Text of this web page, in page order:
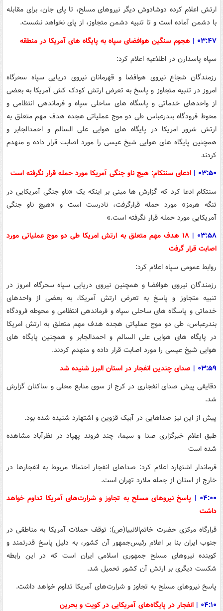
ارتش اعلام کرده دوشادوش دیگر نیروهای مسلح، تا پای جان، برای مقابله
با دشمن آماده است و تا تنبیه دشمن متجاوز، از پای نخواهد نشست.
۰۳:۴۷ | هجوم سنگین هوافضای سپاه به پایگاه های آمریکا در منطقه
سپاه پاسدارن در اطلاعیه اعلام کرد:
رزمندگان شجاع نیروی هوافضا و قهرمانان نیروی دریایی سپاه سحرگاه
امروز در تنبیه متجاوز و پاسخ به تعرض ارتش کودک کش آمریکا به بعضی
از واحدهای خدماتی و پاسگاه های ساحلی سپاه و فرماندهی انتظامی و
محوط فرودگاه بندرعباس طی دو موج عملیاتی هجده هدف مهم متعلق به
ارتش شرور امریکا در پایگاه های هوایی علی السالم و احمدالجابر و
همچنین پایگاه های هوایی شیخ عیسی را مورد اصابت قرار داده و منهدم
کردند
۰۳:۵۰ | ادعای سنتکام: هیچ ناو جنگی آمریکا مورد حمله قرار نگرفته است
سنتکام ادعا کرد که گزارش ها مبنی بر اینکه یک «ناو جنگی آمریکایی در
تنگه هرمز» مورد حمله قرارگرفت، نادرست است و «هیچ ناو جنگی
آمریکایی مورد حمله قرار نگرفته است.»
۰۳:۵۸ |
۱۸ هدف مهم متعلق به ارتش امریکا طی دو موج عملیاتی مورد
اصابت قرار گرفت
روابط عمومی سپاه اعلام کرد:
رزمندگان نیروی هوافضا و همچنین نیروی دریایی سپاه سحرگاه امروز در
تنبیه متجاوز و پاسخ به تعرض ارتش آمریکا، به بعضی از واحدهای
خدماتی و پاسگاه های ساحلی سپاه و فرماندهی انتظامی و محوطه فرودگاه
بندرعباس، طی دو موج عملیاتی هجده هدف مهم متعلق به ارتش امریکا
در پایگاه های هوایی علی السالم و احمدالجابر و همچنین پایگاه های
هوایی شیخ عیسی را مورد اصابت قرار داده و منهدم کردند.
۰۳:۵۹ | صدای چندین انفجار در استان البرز شنیده شد
دقایقی پیش صدای انفجاری در کرج از سوی منابع محلی و ساکنان گزارش
شد.
پیش از این نیز صداهایی در آبیک قزوین و اشتهارد شنیده شده بود.
طبق اعلام خبرگزاری صدا و سیما، چند فروند پهپاد در نظرآباد مشاهده
شده است
فرماندار اشتهارد اعلام کرد: صداهای انفجار احتمالا مربوط به انفجارها در
خارج از استان از جمله ملارد تهران است.
۰۴:۰۰ | پاسخ نیروهای مسلح به تجاوز و شرارت‌های آمریکا تداوم خواهد
داشت
قرارگاه مرکزی حضرت خاتم‌الانبیا(ص): توقف حملات آمریکا به مناطقی در
جنوب ایران بنا بر اعلام رئیس‌جمهور آن کشور، به دلیل پاسخ قدرتمند و
کوبنده نیروهای مسلح جمهوری اسلامی ایران است که در این رابطه
شکست دیگری بر ارتش آن کشور تحمیل شد.
پاسخ نیروهای مسلح به تجاوز و شرارت‌های آمریکا تداوم خواهد داشت.
۰۴:۱۰ | انفجار در پایگاه‌های آمریکایی در کویت و بحرین